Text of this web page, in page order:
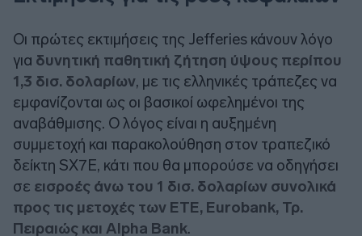
Οι πρώτες εκτιμήσεις της Jefferies κάνουν λόγο
για δυνητική παθητική ζήτηση ύψους περίπου
1,3 δισ. δολαρίων, με τις ελληνικές τράπεζες να
εμφανίζονται ως οι βασικοί ωφελημένοι της
αναβάθμισης. Ο λόγος είναι η αυξημένη
συμμετοχή και παρακολούθηση στον τραπεζικό
δείκτη SX7E, κάτι που θα μπορούσε να οδηγήσει
σε εισροές άνω του 1 δισ. δολαρίων συνολικά
προς τις μετοχές των ΕΤΕ, Eurobank, Τρ.
Πειραιώς και Alpha Bank.